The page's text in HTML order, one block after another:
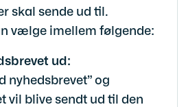
skal sende ud til.
vælge imellem følgende:
ud:
nyhedsbrevet” og
vil blive sendt ud til den